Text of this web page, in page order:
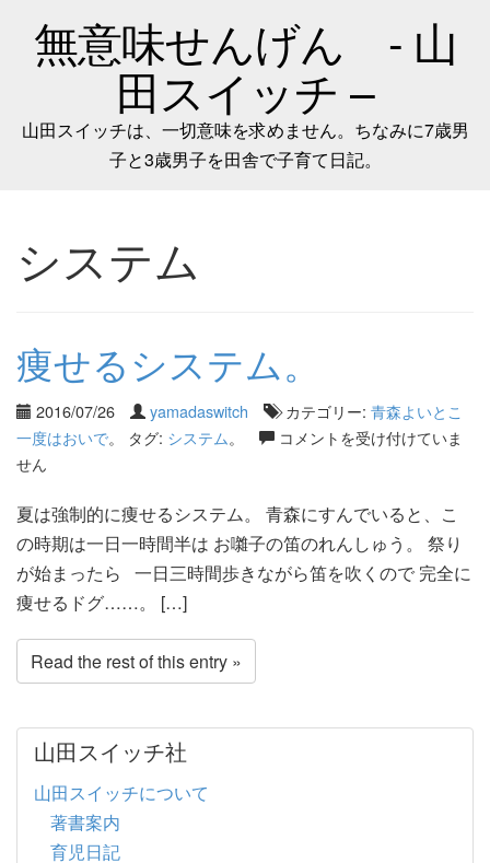
無意味せんげん - 山
田スイッチ –
山田スイッチは、一切意味を求めません。ちなみに7歳男
子と3歳男子を田舎で子育て日記。
システム
痩せるシステム。
2016/07/26 yamadaswitch カテゴリー: 青森よいとこ
一度はおいで。 タグ: システム。
コメントを受け付けていま
せん
夏は強制的に痩せるシステム。 青森にすんでいると、こ
の時期は一日一時間半は お囃子の笛のれんしゅう。 祭り
が始まったら 一日三時間歩きながら笛を吹くので 完全に
痩せるドグ……。 […]
Read the rest of this entry »
山田スイッチ社
山田スイッチについて
著書案内
育児日記